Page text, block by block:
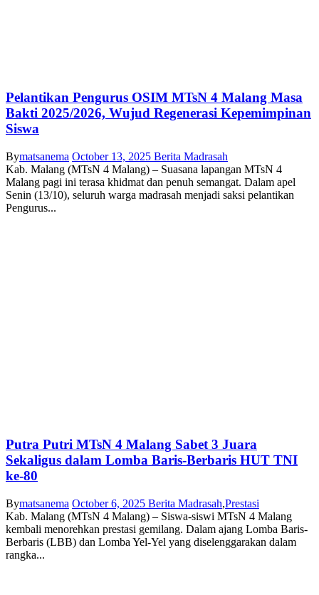
Pelantikan Pengurus OSIM MTsN 4 Malang Masa
Bakti 2025/2026, Wujud Regenerasi Kepemimpinan
Siswa
Bymatsanema October 13, 2025 Berita Madrasah
Kab. Malang (MTsN 4 Malang) – Suasana lapangan MTsN 4
Malang pagi ini terasa khidmat dan penuh semangat. Dalam apel
Senin (13/10), seluruh warga madrasah menjadi saksi pelantikan
Pengurus...
Putra Putri MTsN 4 Malang Sabet 3 Juara
Sekaligus dalam Lomba Baris-Berbaris HUT TNI
ke-80
Bymatsanema October 6, 2025 Berita Madrasah,Prestasi
Kab. Malang (MTsN 4 Malang) – Siswa-siswi MTsN 4 Malang
kembali menorehkan prestasi gemilang. Dalam ajang Lomba Baris-
Berbaris (LBB) dan Lomba Yel-Yel yang diselenggarakan dalam
rangka...